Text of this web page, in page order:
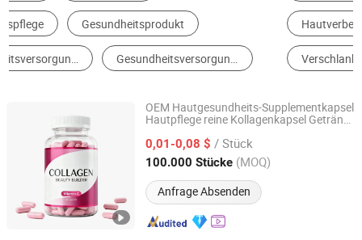
Hautverbesserungsanlage Aufreibungsstuhl
Verschlankinstrument
OEM Hautgesundheits-Supplementkapsel
Hautpflege reine Kollagenkapsel Getränk
Hautschönheit
0,01-0,08 $ / Stück
100.000 Stücke (MOQ)
Anfrage Absenden
Hebei Songhekang Biotechnology Co., Ltd
Hebei, China Seit 2025